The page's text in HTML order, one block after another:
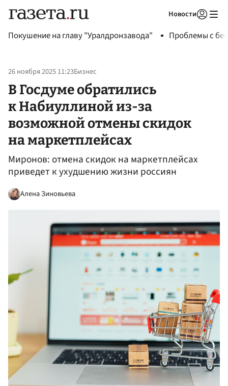
Новости
Покушение на главу "Уралдронзавода" Проблемы с
26 ноября 2025 11:23Бизнес
В Госдуме обратились
к Набиуллиной из-за
возможной отмены скидок
на маркетплейсах
Миронов: отмена скидок на маркетплейсах
приведет к ухудшению жизни россиян
Алена Зиновьева